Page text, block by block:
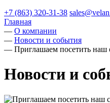
+7 (863) 320-31-38
Главная
— О компании
— Новости и события
— Приглашаем посетить наш
Новости и